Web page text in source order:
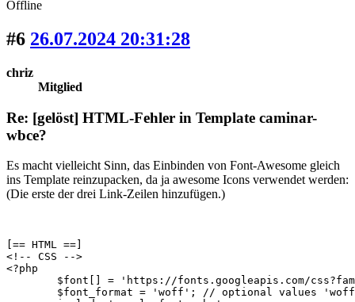
Offline
#6 26.07.2024 20:31:28
chriz
Mitglied
Re: [gelöst] HTML-Fehler in Template caminar-
wbce?
Es macht vielleicht Sinn, das Einbinden von Font-Awesome gleich
ins Template reinzupacken, da ja awesome Icons verwendet werden:
(Die erste der drei Link-Zeilen hinzufügen.)
[== HTML ==]
<!-- CSS -->
<?php